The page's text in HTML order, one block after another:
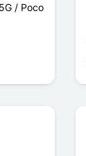
/ Poco